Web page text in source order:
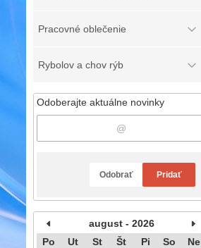
Pracovné oblečenie
Rybolov a chov rýb
Odoberajte aktuálne novinky
Odobrať Pridať
august - 2026
Po
Ut St Št Pi So Ne